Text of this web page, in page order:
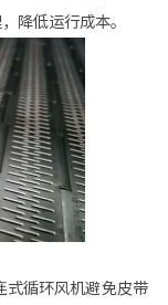
降低运行成本。
式循环风机避免皮带